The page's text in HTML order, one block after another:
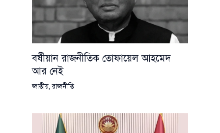
বর্ষীয়ান রাজনীতিক তোফায়েল আহমেদ
আর নেই
জাতীয়,রাজনীতি